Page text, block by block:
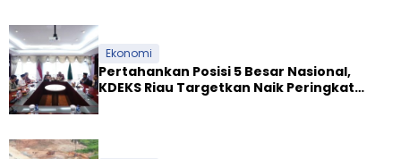
Ekonomi
Pertahankan Posisi 5 Besar Nasional,
KDEKS Riau Targetkan Naik Peringkat